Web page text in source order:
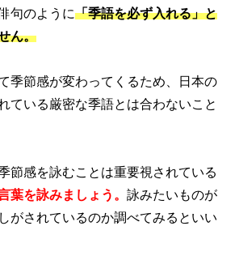
句のように「季語を必ず入れる」と
ん。
季節感が変わってくるため、日本の
ている厳密な季語とは合わないこと
節感を詠むことは重要視されている
葉を詠みましょう。 詠みたいものが
がされているのか調べてみるといい